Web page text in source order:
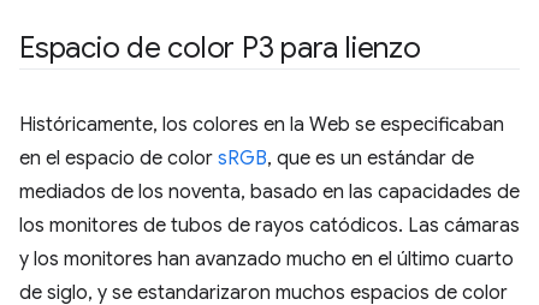
Espacio de color P3 para lienzo
Históricamente, los colores en la Web se especificaban
en el espacio de color sRGB, que es un estándar de
mediados de los noventa, basado en las capacidades de
los monitores de tubos de rayos catódicos. Las cámaras
y los monitores han avanzado mucho en el último cuarto
de siglo, y se estandarizaron muchos espacios de color